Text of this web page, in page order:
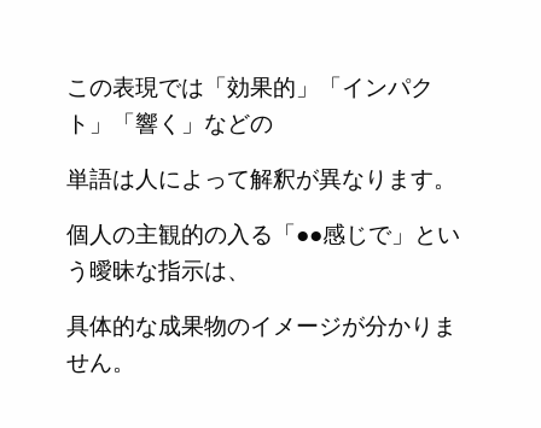
この表現では「効果的」「インパク
ト」「響く」などの
単語は人によって解釈が異なります。
個人の主観的の入る「●●感じで」とい
う曖昧な指示は、
具体的な成果物のイメージが分かりま
せん。